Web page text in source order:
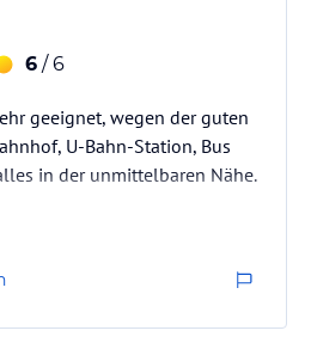
6 / 6
geeignet, wegen der guten
U-Bahn-Station, Bus
in der unmittelbaren Nähe.